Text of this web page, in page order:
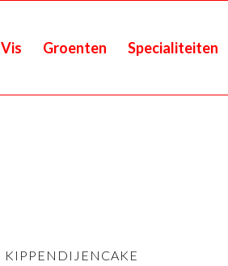
Vis Groenten Specialiteiten
KIPPENDIJENCAKE